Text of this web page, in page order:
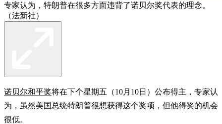
专家认为，特朗普在很多方面违背了诺贝尔奖代表的理念。
（法新社）
诺贝尔和平奖将在下个星期五（10月10日）公布得主，专家认
为，虽然美国总统特朗普很想获得这个奖项，但他得奖的机会
很低。